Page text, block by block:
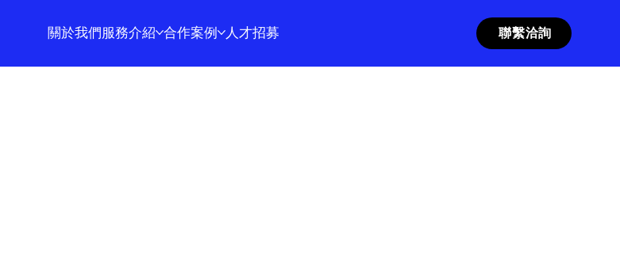
關於我們服務介紹 合作案例 人才招募 聯繫洽詢